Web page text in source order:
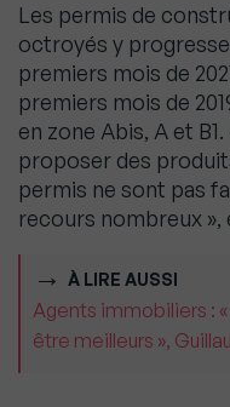
Les permis de
octroyés y
premiers mois de
premiers mois de
en zone Abis, A et
proposer des
permis ne sont pas
recours nombreux »,
À LIRE AUSSI
Agents immobiliers :
être meilleurs »,